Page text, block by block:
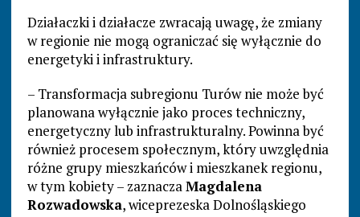
Działaczki i działacze zwracają uwagę, że zmiany
w regionie nie mogą ograniczać się wyłącznie do
energetyki i infrastruktury.
– Transformacja subregionu Turów nie może być
planowana wyłącznie jako proces techniczny,
energetyczny lub infrastrukturalny. Powinna być
również procesem społecznym, który uwzględnia
różne grupy mieszkańców i mieszkanek regionu,
w tym kobiety – zaznaczaMagdalena
Rozwadowska, wiceprezeska Dolnośląskiego